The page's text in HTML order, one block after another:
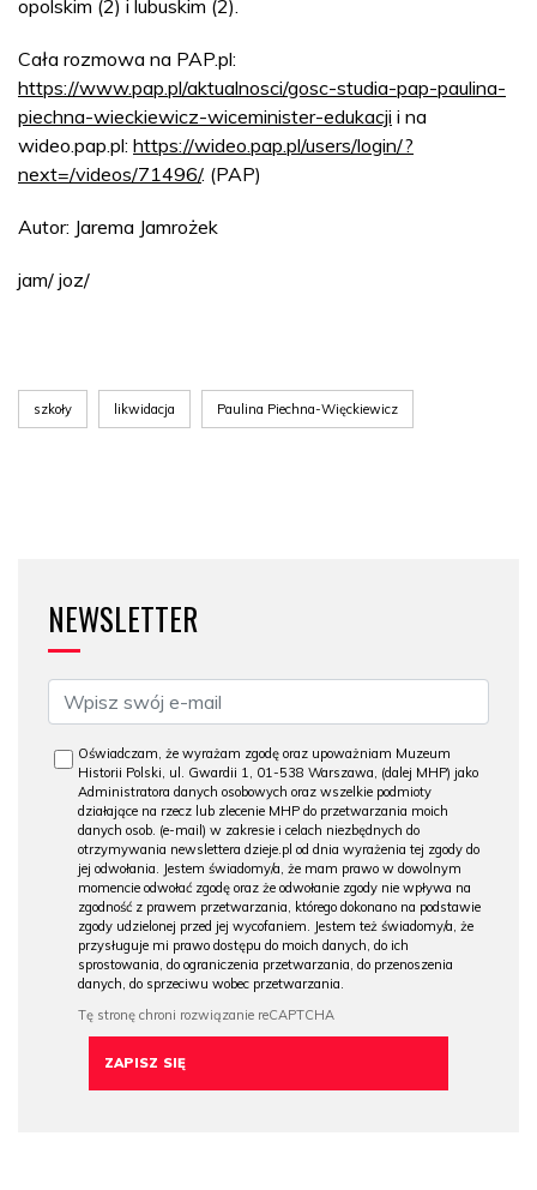
opolskim (2) i lubuskim (2).
Cała rozmowa na PAP.pl:
https://www.pap.pl/aktualnosci/gosc-studia-pap-paulina-
piechna-wieckiewicz-wiceminister-edukacji i na
wideo.pap.pl: https://wideo.pap.pl/users/login/?
next=/videos/71496/. (PAP)
Autor: Jarema Jamrożek
jam/ joz/
szkoły likwidacja Paulina Piechna-Więckiewicz
NEWSLETTER
Oświadczam, że wyrażam zgodę oraz upoważniam Muzeum
Historii Polski, ul. Gwardii 1, 01-538 Warszawa, (dalej MHP) jako
Administratora danych osobowych oraz wszelkie podmioty
działające na rzecz lub zlecenie MHP do przetwarzania moich
danych osob. (e-mail) w zakresie i celach niezbędnych do
otrzymywania newslettera dzieje.pl od dnia wyrażenia tej zgody do
jej odwołania. Jestem świadomy/a, że mam prawo w dowolnym
momencie odwołać zgodę oraz że odwołanie zgody nie wpływa na
zgodność z prawem przetwarzania, którego dokonano na podstawie
zgody udzielonej przed jej wycofaniem. Jestem też świadomy/a, że
przysługuje mi prawo dostępu do moich danych, do ich
sprostowania, do ograniczenia przetwarzania, do przenoszenia
danych, do sprzeciwu wobec przetwarzania.